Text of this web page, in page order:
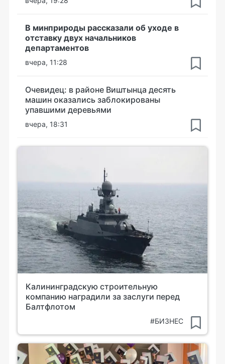
В минприроды рассказали об уходе в
отставку двух начальников
департаментов
вчера, 11:28
Очевидец: в районе Виштынца десять
машин оказались заблокированы
упавшими деревьями
вчера, 18:31
Калининградскую строительную
компанию наградили за заслуги перед
Балтфлотом
#БИЗНЕС